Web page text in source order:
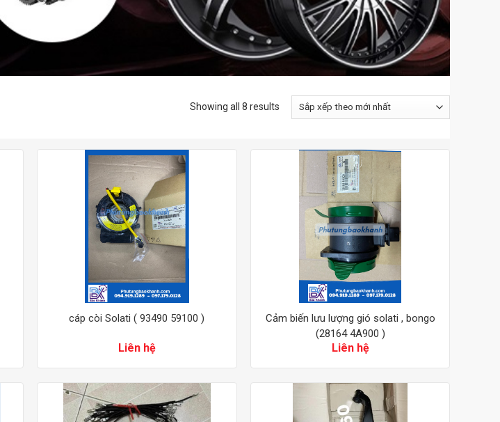
Showing all 8 results
cáp còi Solati ( 93490 59100 )
Liên hệ
Cảm biến lưu lượng gió solati , bongo
(28164 4A900 )
Liên hệ